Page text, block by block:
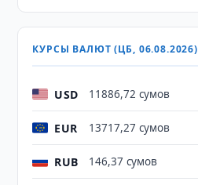
КУРСЫ ВАЛЮТ (ЦБ, 06.08.2026)
USD 11886,72 сумов
EUR 13717,27 сумов
RUB 146,37 сумов